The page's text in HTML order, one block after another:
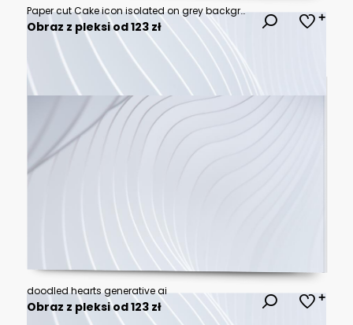
Paper cut Cake icon isolated on grey background. Happy Birthday. Paper art style. Vector.
Obraz z pleksi od 123 zł
doodled hearts generative ai
Obraz z pleksi od 123 zł